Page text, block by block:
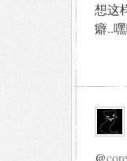
想这
癖..
@